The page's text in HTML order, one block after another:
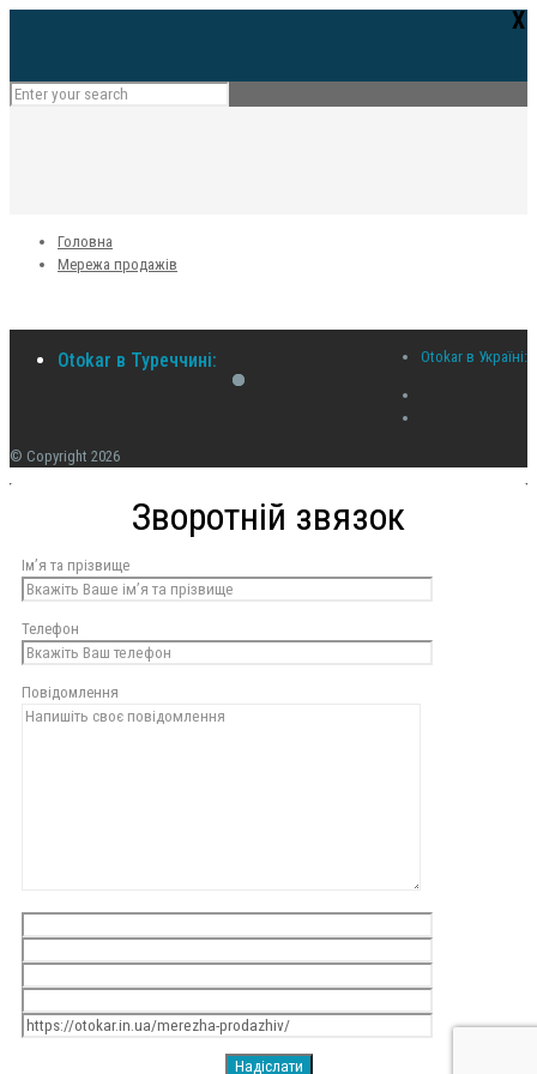
Головна
Мережа продажів
Otokar в Туреччині: Otokar в Україні:
© Copyright 2026
Зворотній звязок
Ім’я та прізвище
Телефон
Повідомлення
Х